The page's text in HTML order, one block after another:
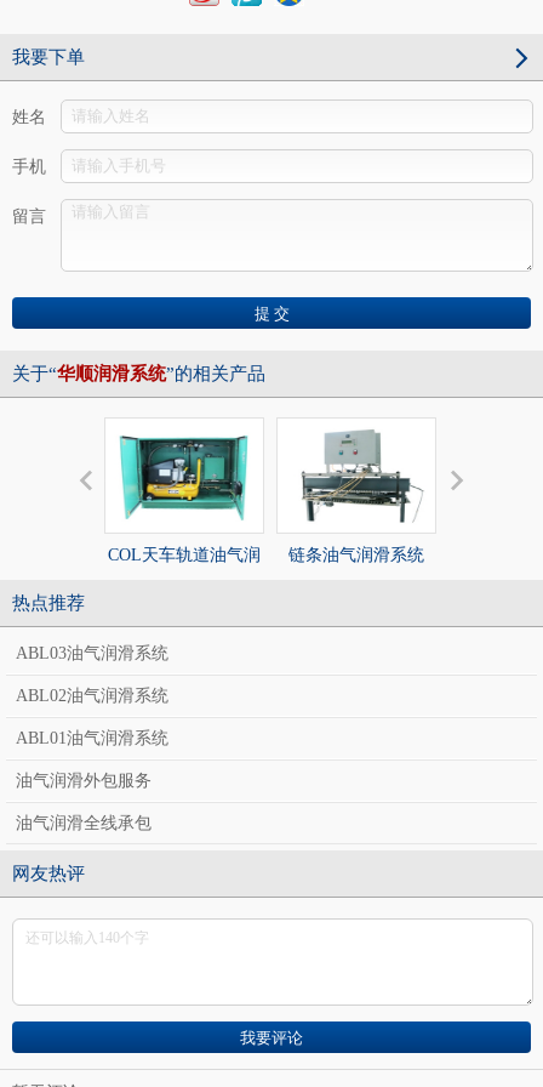
我要下单
姓名
手机
留言
关于“华顺润滑系统”的相关产品
COL天车轨道油气润 链条油气润滑系统
热点推荐
ABL03油气润滑系统
ABL02油气润滑系统
ABL01油气润滑系统
油气润滑外包服务
油气润滑全线承包
网友热评